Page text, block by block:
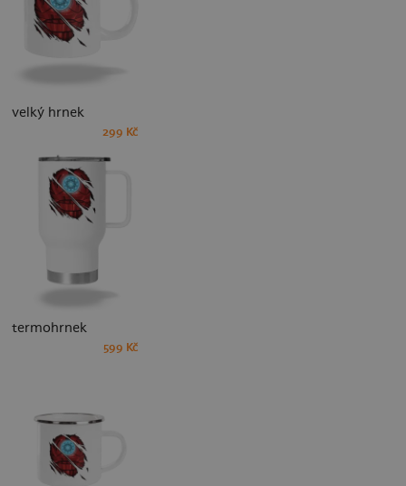
velký hrnek
299 Kč
termohrnek
599 Kč